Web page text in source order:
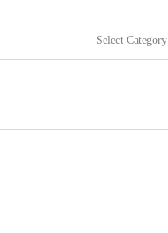
Select Category